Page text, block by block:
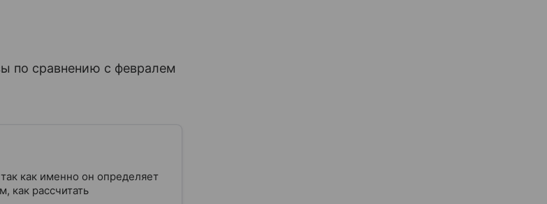
по сравнению с февралем
как именно он определяет
как рассчитать